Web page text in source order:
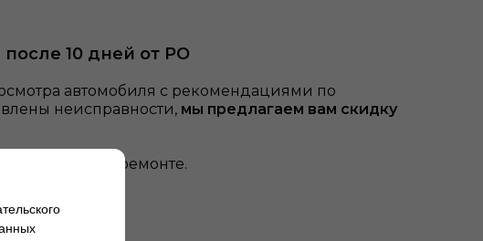
после 10 дней от РО
автомобиля с рекомендациями по
неисправности, мы предлагаем вам скидку
при ремонте.